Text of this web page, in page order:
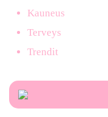
Kauneus
Terveys
Trendit